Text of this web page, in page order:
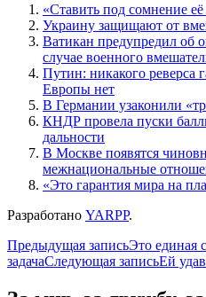
«Ставить под сомнение
Украину защищают от
Ватикан предупредил об
случае военного
Путин: никакого реверса
Европы нет
В Германии узаконили
КНДР провела пуски
дальности
В Москве появятся
межнациональные
«Это гарантия мира на
Разработано YARPP.
Навигация
по
Предыдущая записьЭто единая
задачаСледующая записьЕй